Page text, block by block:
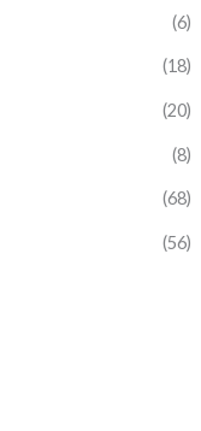
(6)
(18)
(20)
(8)
(68)
(56)